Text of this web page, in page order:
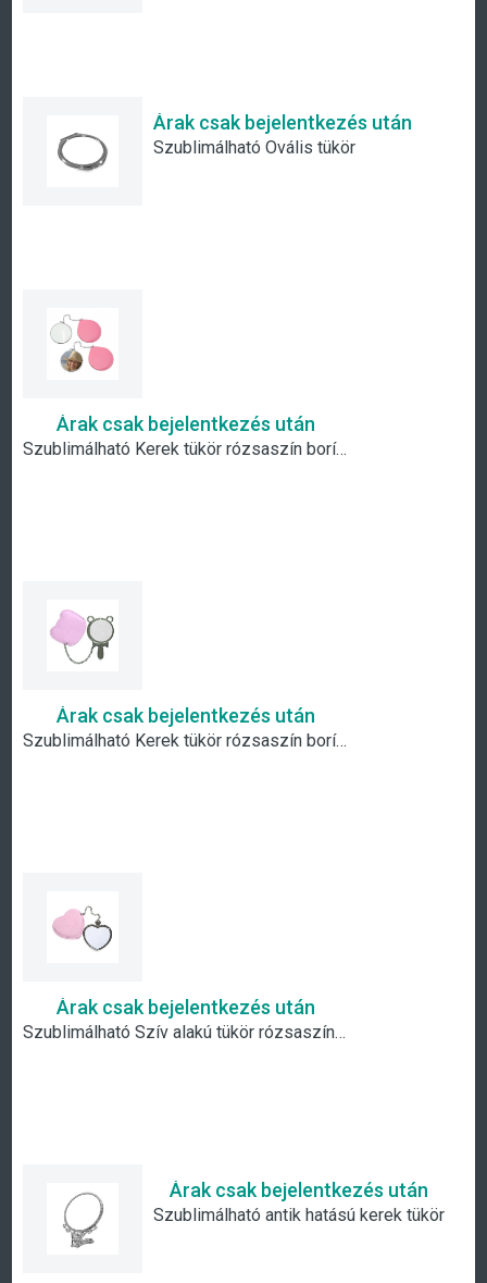
Árak csak bejelentkezés után
Szublimálható Ovális tükör
Árak csak bejelentkezés után
Szublimálható Kerek tükör rózsaszín borítással
Árak csak bejelentkezés után
Szublimálható Kerek tükör rózsaszín borítással
Árak csak bejelentkezés után
Szublimálható Szív alakú tükör rózsaszín borítással
Árak csak bejelentkezés után
Szublimálható antik hatású kerek tükör